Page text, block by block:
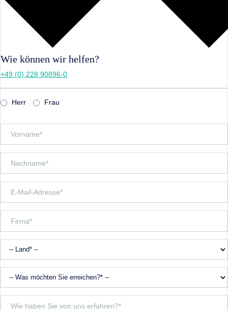
Wie können wir helfen?
+49 (0) 228 90896-0
Herr Frau